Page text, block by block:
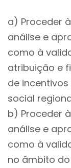
a) Proceder
análise e
como à
atribuição e
de
social
b) Proceder
análise e
como à
no âmbito